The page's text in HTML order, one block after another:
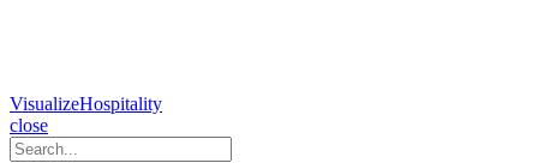
VisualizeHospitality
close